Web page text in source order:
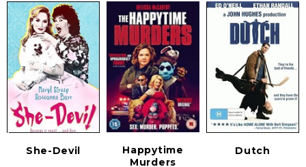
She-Devil
Happytime
Murders
Dutch